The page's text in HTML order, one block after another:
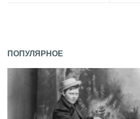
ПОПУЛЯРНОЕ